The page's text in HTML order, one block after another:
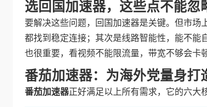
选回国加速器，这些点不能忽
要解决这些问题，回国加速器是关键。但市
都找到稳定连接；其次是线路智能性，能不能
也很重要，看视频不能限流量，带宽不够会卡
番茄加速器：为海外党量身打
番茄加速器正好满足以上所有需求，它的六大